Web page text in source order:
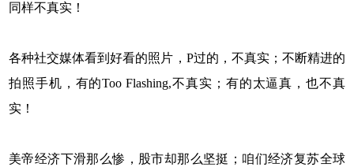
同样不真实！
各种社交媒体看到好看的照片，P过的，不真实；不断精进的
拍照手机，有的Too Flashing,不真实；有的太逼真，也不真
实！
美帝经济下滑那么惨，股市却那么坚挺；咱们经济复苏全球